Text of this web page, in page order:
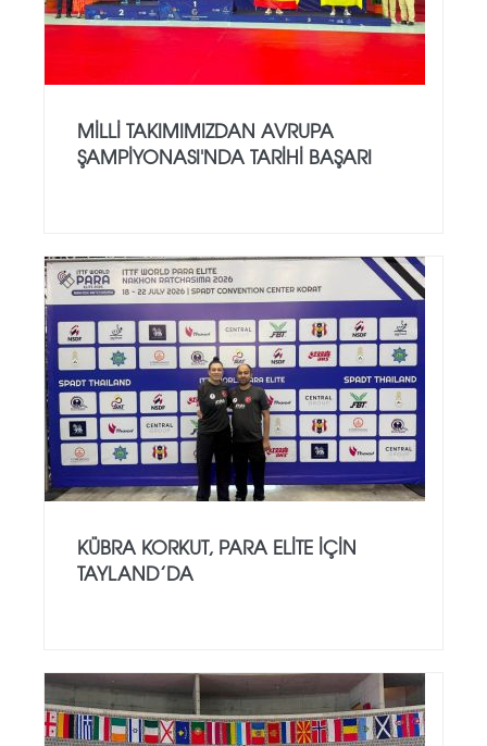
MILLI TAKIMIMIZDAN AVRUPA
ŞAMPIYONASI'NDA TARIHI BAŞARI
KÜBRA KORKUT, PARA ELITE İÇIN
TAYLAND’DA